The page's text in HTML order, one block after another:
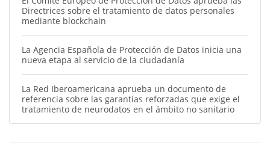
Directrices sobre el tratamiento de datos personales
mediante blockchain
La Agencia Española de Protección de Datos inicia una
nueva etapa al servicio de la ciudadanía
La Red Iberoamericana aprueba un documento de
referencia sobre las garantías reforzadas que exige el
tratamiento de neurodatos en el ámbito no sanitario